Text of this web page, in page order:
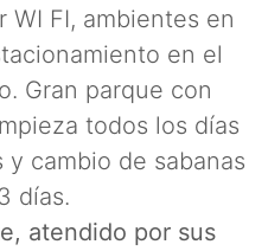
FI, ambientes en
en el
Gran parque con
todos los días
cambio de sabanas
días.
atendido por sus